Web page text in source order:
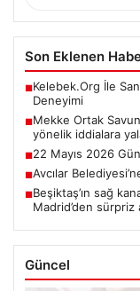
Son Eklenen
■Kelebek.Org İle
Deneyimi
■Mekke Ortak
yönelik iddialara
■22 Mayıs 2026
■Avcılar
■Beşiktaş’ın sağ
Madrid’den sürpriz
Güncel